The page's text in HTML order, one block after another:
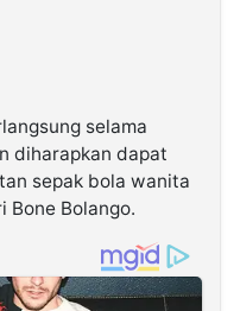
selama
diharapkan dapat
sepak bola wanita
Bone Bolango.